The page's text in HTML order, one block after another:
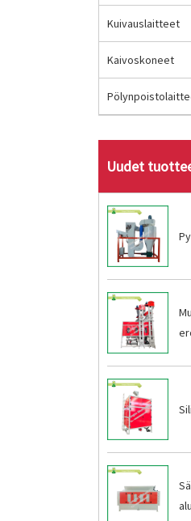
Kuivauslaitteet
Kaivoskoneet
Uudet